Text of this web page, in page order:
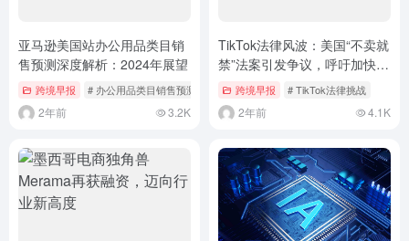
亚马逊美国站办公用品类目销
售预测深度解析：2024年展望
跨境早报 # 办公用品类目销售预测 # 返校季与办公电子产品趋势
2年前 3.2K
TikTok法律风波：美国“不卖就
禁”法案引发争议，呼吁加快裁
决 跨境早报 # TikTok法律挑战
2年前 4.1K